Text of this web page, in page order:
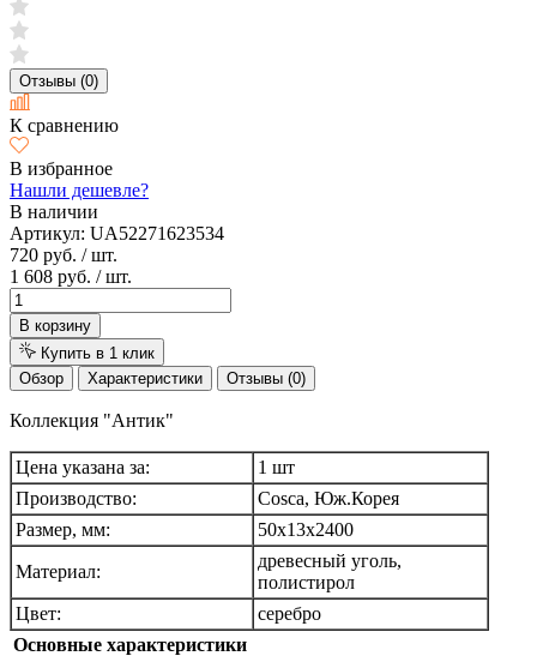
Отзывы (0)
К сравнению
В избранное
Нашли дешевле?
В наличии
Артикул: UA52271623534
720 руб. / шт.
1 608 руб. / шт.
В корзину
Купить в 1 клик
Обзор
Характеристики Отзывы (0)
Коллекция "Антик"
Цена указана за:
1 шт
Производство:
Cosca, Юж.Корея
Размер, мм:
50х13х2400
Материал:
древесный уголь,
полистирол
Цвет:
серебро
Основные характеристики